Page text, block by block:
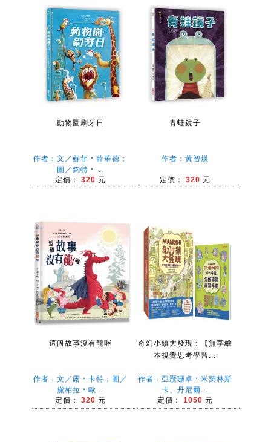
動物園刷牙日
作者：文／蘇菲‧薛華德；
圖／鈞特‧...
定價： 320 元
青蛙鏡子
作者：黃智煐
定價： 320 元
這個故事沒有龍喔
作者：文／露‧卡特；圖／
黛柏拉‧歐...
定價： 320 元
奇幻小鎮大發現：【無字繪
本視覺思考學習...
作者：亞歷珊卓‧米契林斯
卡、丹尼爾...
定價： 1050 元